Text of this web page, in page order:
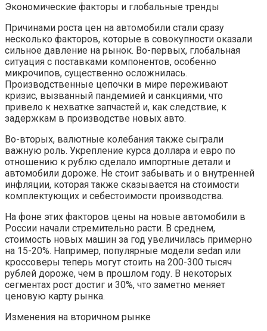
Экономические факторы и глобальные тренды
Причинами роста цен на автомобили стали сразу
несколько факторов, которые в совокупности оказали
сильное давление на рынок. Во-первых, глобальная
ситуация с поставками компонентов, особенно
микрочипов, существенно осложнилась.
Производственные цепочки в мире переживают
кризис, вызванный пандемией и санкциями, что
привело к нехватке запчастей и, как следствие, к
задержкам в производстве новых авто.
Во-вторых, валютные колебания также сыграли
важную роль. Укрепление курса доллара и евро по
отношению к рублю сделало импортные детали и
автомобили дороже. Не стоит забывать и о внутренней
инфляции, которая также сказывается на стоимости
комплектующих и себестоимости производства.
На фоне этих факторов цены на новые автомобили в
России начали стремительно расти. В среднем,
стоимость новых машин за год увеличилась примерно
на 15-20%. Например, популярные модели sedan или
кроссоверы теперь могут стоить на 200-300 тысяч
рублей дороже, чем в прошлом году. В некоторых
сегментах рост достиг и 30%, что заметно меняет
ценовую карту рынка.
Изменения на вторичном рынке